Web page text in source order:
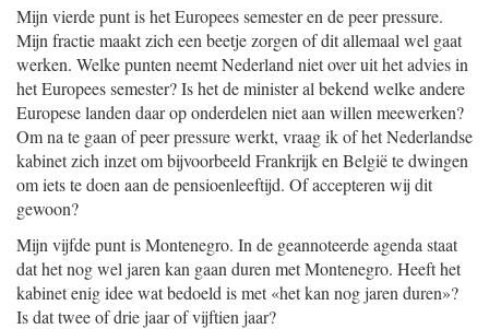
Mijn vierde punt is het Europees semester en de peer pressure.
Mijn fractie maakt zich een beetje zorgen of dit allemaal wel gaat
werken. Welke punten neemt Nederland niet over uit het advies in
het Europees semester? Is het de minister al bekend welke andere
Europese landen daar op onderdelen niet aan willen meewerken?
Om na te gaan of peer pressure werkt, vraag ik of het Nederlandse
kabinet zich inzet om bijvoorbeeld Frankrijk en België te dwingen
om iets te doen aan de pensioenleeftijd. Of accepteren wij dit
gewoon?
Mijn vijfde punt is Montenegro. In de geannoteerde agenda staat
dat het nog wel jaren kan gaan duren met Montenegro. Heeft het
kabinet enig idee wat bedoeld is met «het kan nog jaren duren»?
Is dat twee of drie jaar of vijftien jaar?